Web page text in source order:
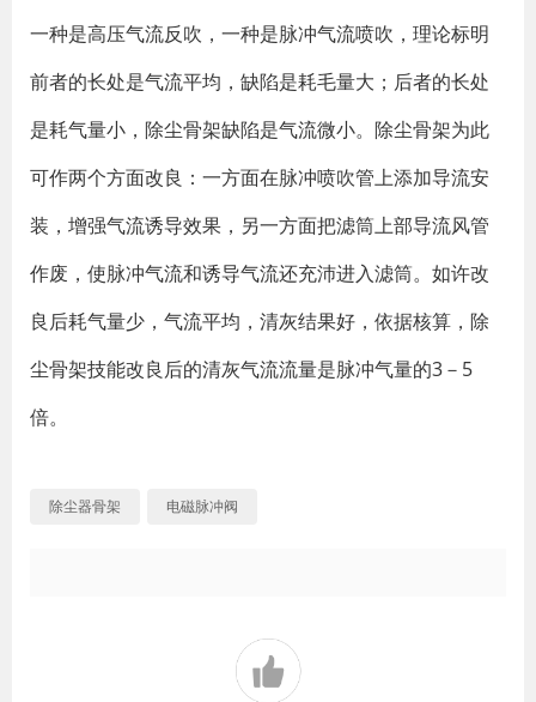
一种是高压气流反吹，一种是脉冲气流喷吹，理论标明
前者的长处是气流平均，缺陷是耗毛量大；后者的长处
是耗气量小，除尘骨架缺陷是气流微小。除尘骨架为此
可作两个方面改良：一方面在脉冲喷吹管上添加导流安
装，增强气流诱导效果，另一方面把滤筒上部导流风管
作废，使脉冲气流和诱导气流还充沛进入滤筒。如许改
良后耗气量少，气流平均，清灰结果好，依据核算，除
尘骨架技能改良后的清灰气流流量是脉冲气量的3－5
倍。
除尘器骨架 电磁脉冲阀